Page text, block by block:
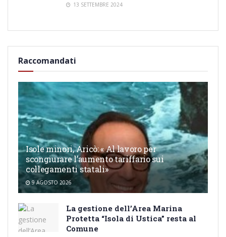
13 SETTEMBRE 2024
Raccomandati
Isole minori, Aricò: « Al lavoro per
scongiurare l’aumento tariffario sui
collegamenti statali»
9 AGOSTO 2026
La gestione dell’Area Marina
Protetta “Isola di Ustica” resta al
Comune